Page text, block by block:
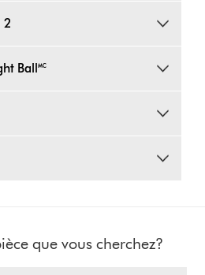
2
Ball🅪
que vous cherchez?